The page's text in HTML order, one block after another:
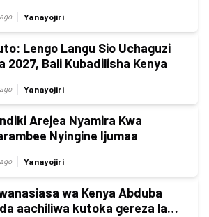
Yanayojiri
Lengo Langu Sio Uchaguzi
2027, Bali Kubadilisha Kenya
Yanayojiri
Arejea Nyamira Kwa
Nyingine Ijumaa
Yanayojiri
wa Kenya Abduba
aachiliwa kutoka gereza la